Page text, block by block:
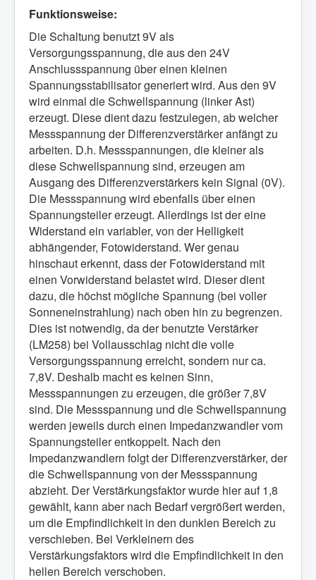
Funktionsweise:
Die Schaltung benutzt 9V als
Versorgungsspannung, die aus den 24V
Anschlussspannung über einen kleinen
Spannungsstabilisator generiert wird. Aus den 9V
wird einmal die Schwellspannung (linker Ast)
erzeugt. Diese dient dazu festzulegen, ab welcher
Messspannung der Differenzverstärker anfängt zu
arbeiten. D.h. Messspannungen, die kleiner als
diese Schwellspannung sind, erzeugen am
Ausgang des Differenzverstärkers kein Signal (0V).
Die Messspannung wird ebenfalls über einen
Spannungsteiler erzeugt. Allerdings ist der eine
Widerstand ein variabler, von der Helligkeit
abhängender, Fotowiderstand. Wer genau
hinschaut erkennt, dass der Fotowiderstand mit
einen Vorwiderstand belastet wird. Dieser dient
dazu, die höchst mögliche Spannung (bei voller
Sonneneinstrahlung) nach oben hin zu begrenzen.
Dies ist notwendig, da der benutzte Verstärker
(LM258) bei Vollausschlag nicht die volle
Versorgungsspannung erreicht, sondern nur ca.
7,8V. Deshalb macht es keinen Sinn,
Messspannungen zu erzeugen, die größer 7,8V
sind. Die Messspannung und die Schwellspannung
werden jeweils durch einen Impedanzwandler vom
Spannungsteiler entkoppelt. Nach den
Impedanzwandlern folgt der Differenzverstärker, der
die Schwellspannung von der Messspannung
abzieht. Der Verstärkungsfaktor wurde hier auf 1,8
gewählt, kann aber nach Bedarf vergrößert werden,
um die Empfindlichkeit in den dunklen Bereich zu
verschieben. Bei Verkleinern des
Verstärkungsfaktors wird die Empfindlichkeit in den
hellen Bereich verschoben.